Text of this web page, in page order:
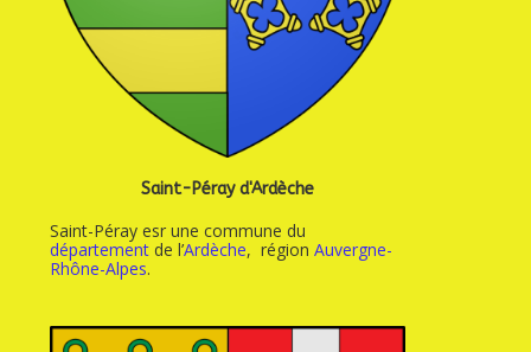
Saint-Péray d'Ardèche
Saint-Péray esr une commune du
département de l’Ardèche, régionAuvergne-
Rhône-Alpes.